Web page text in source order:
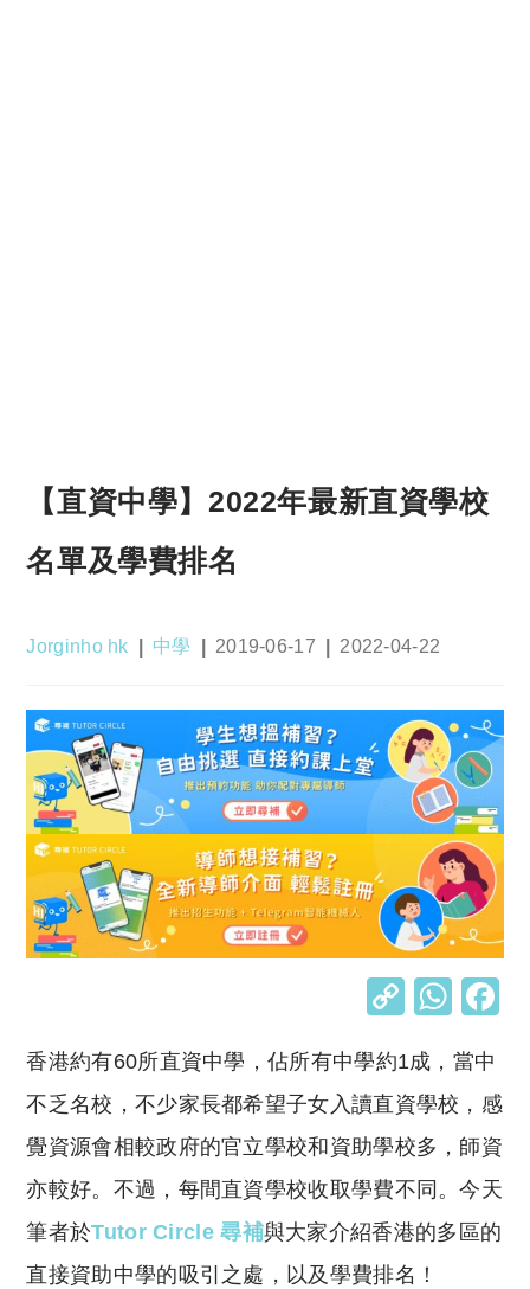
【直資中學】2022年最新直資學校
名單及學費排名
Post
Jorginho hk
Post
中學
Post
2019-06-17
Post
2022-04-22
C
p
y
Li
n
k
W
at
s
A
p
p
香港約有60所直資中學，佔所有中學約1成，當中
不乏名校，不少家長都希望子女入讀直資學校，感
覺資源會相較政府的官立學校和資助學校多，師資
亦較好。不過，每間直資學校收取學費不同。今天
筆者於Tutor Circle 尋補與大家介紹香港的多區的
直接資助中學的吸引之處，以及學費排名！